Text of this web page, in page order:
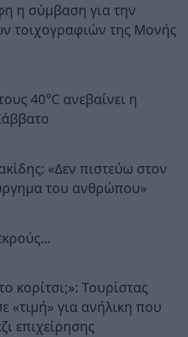
η σύμβαση για την
τοιχογραφιών της Μονής
40°C ανεβαίνει η
«Δεν πιστεύω στον
του ανθρώπου»
κορίτσι;»: Τουρίστας
«τιμή» για ανήλικη που
επιχείρησης